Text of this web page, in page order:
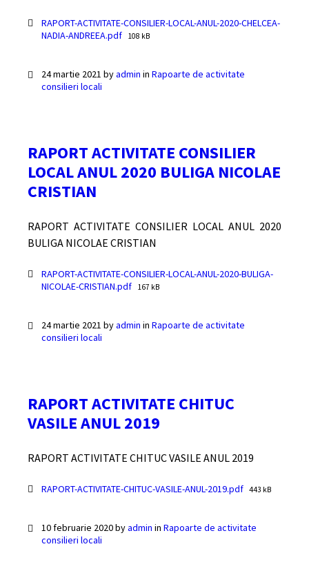
Documente
RAPORT-ACTIVITATE-CONSILIER-LOCAL-ANUL-2020-CHELCEA-
NADIA-ANDREEA.pdf File
108 kB
24 martie 2021 byadmin in Rapoarte de activitate
consilieri locali
RAPORT ACTIVITATE CONSILIER
LOCAL ANUL 2020 BULIGA NICOLAE
CRISTIAN
RAPORT ACTIVITATE CONSILIER LOCAL ANUL 2020
BULIGA NICOLAE CRISTIAN
Documente
RAPORT-ACTIVITATE-CONSILIER-LOCAL-ANUL-2020-BULIGA-
NICOLAE-CRISTIAN.pdf File
167 kB
24 martie 2021 byadmin in Rapoarte de activitate
consilieri locali
RAPORT ACTIVITATE CHITUC
VASILE ANUL 2019
RAPORT ACTIVITATE CHITUC VASILE ANUL 2019
Documente
RAPORT-ACTIVITATE-CHITUC-VASILE-ANUL-2019.pdf File
443 kB
10 februarie 2020byadmin in Rapoarte de activitate
consilieri locali